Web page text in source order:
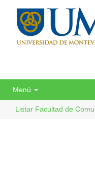
Menú
Listar Facultad de